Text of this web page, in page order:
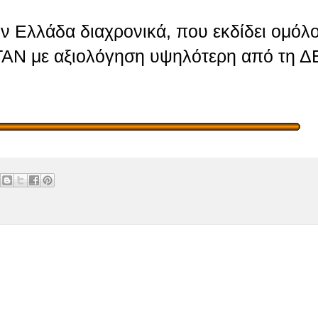
Ελλάδα διαχρονικά, που εκδίδει
με αξιολόγηση υψηλότερη από τη